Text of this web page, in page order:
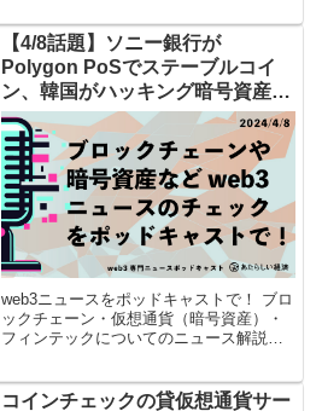
[…]
【4/8話題】ソニー銀行が
Polygon PoSでステーブルコイ
ン、韓国がハッキング暗号資産の
上場禁止ガイドラインなど
web3ニュースをポッドキャストで！ ブロ
ックチェーン・仮想通貨（暗号資産）・
フィンテックについてのニュース解説を
Podcast、Spotif […]
コインチェックの貸仮想通貨サー